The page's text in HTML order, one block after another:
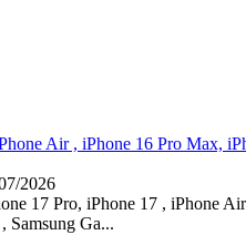
Air , iPhone 16 Pro Max,
2026
17 Pro, iPhone 17 , iPhone
Samsung Ga...